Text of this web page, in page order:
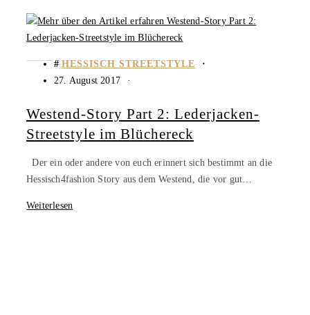
HESSISCH STREETSTYLE
27. August 2017
Westend-Story Part 2: Lederjacken-
Streetstyle im Blüchereck
Der ein oder andere von euch erinnert sich bestimmt an die
Hessisch4fashion Story aus dem Westend, die vor gut…
Weiterlesen